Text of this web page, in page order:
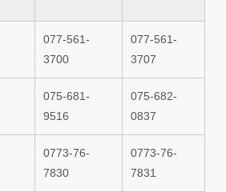
077-561-
3700
077-561-
3707
075-681-
9516
075-682-
0837
0773-76-
7830
0773-76-
7831